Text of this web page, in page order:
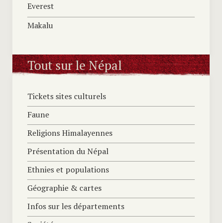
Everest
Makalu
Tout sur le Népal
Tickets sites culturels
Faune
Religions Himalayennes
Présentation du Népal
Ethnies et populations
Géographie & cartes
Infos sur les départements